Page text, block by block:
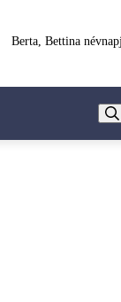
Berta, Bettina